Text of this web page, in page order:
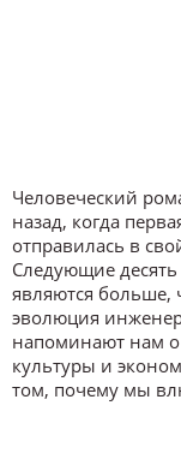
Человеческий
назад, когда
отправилась в
Следующие
являются больше,
эволюция
напоминают нам
культуры и
том, почему мы